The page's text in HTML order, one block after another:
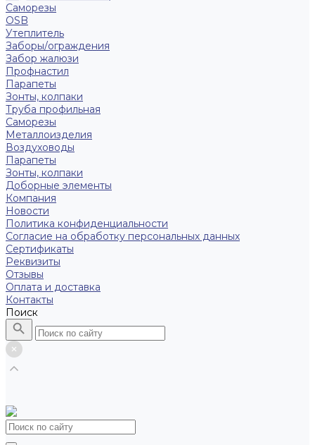
Саморезы
OSB
Утеплитель
Заборы/ограждения
Забор жалюзи
Профнастил
Парапеты
Зонты, колпаки
Труба профильная
Саморезы
Металлоизделия
Воздуховоды
Парапеты
Зонты, колпаки
Доборные элементы
Компания
Новости
Политика конфиденциальности
Согласие на обработку персональных данных
Сертификаты
Реквизиты
Отзывы
Оплата и доставка
Контакты
Поиск